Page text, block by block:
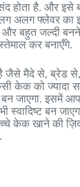
होता है. और इसे
अलग फ्लेवर का
बहुत जल्दी बनने
कर बनाएँगे.
जैसे मैदे से, ब्रेड
केक को ज्यादा
जाएगा. इसमें
बन
केक खाने की